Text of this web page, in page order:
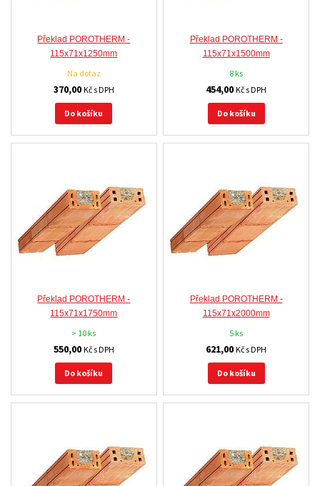
Překlad POROTHERM -
115x71x1250mm
Na dotaz
370,00 Kč s DPH
Do košíku
Překlad POROTHERM -
115x71x1500mm
8 ks
454,00Kč s DPH
Do košíku
Překlad POROTHERM -
115x71x1750mm
> 10 ks
550,00 Kč s DPH
Do košíku
Překlad POROTHERM -
115x71x2000mm
5 ks
621,00Kč s DPH
Do košíku